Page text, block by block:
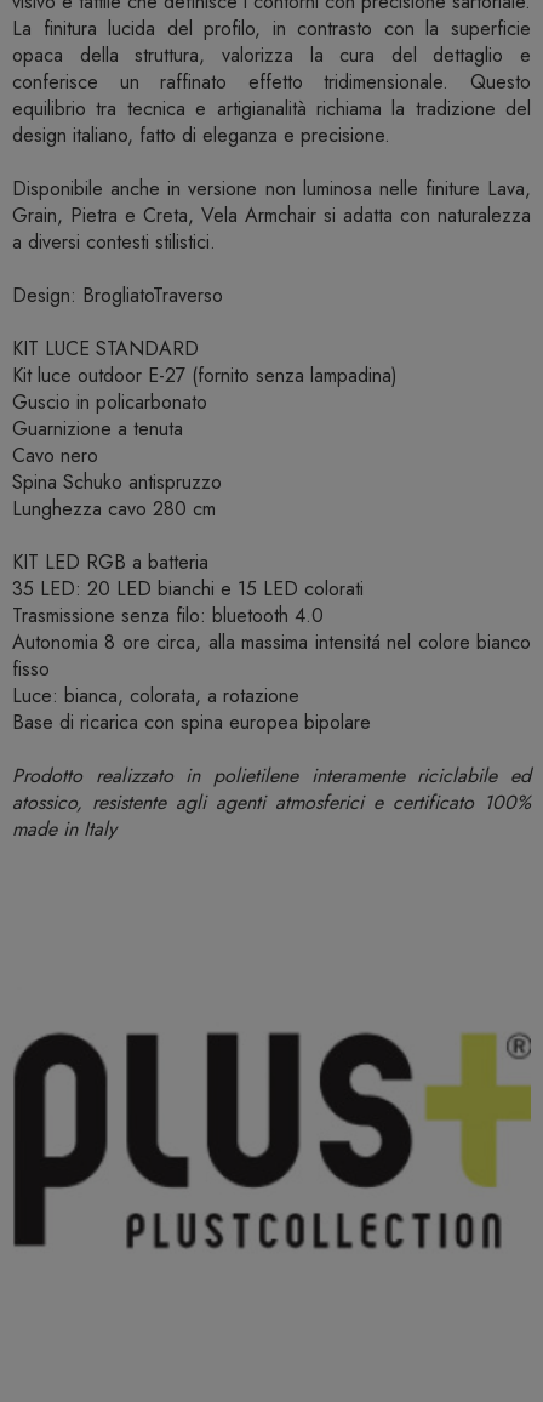
La finitura lucida del profilo, in contrasto con la superficie
opaca della struttura, valorizza la cura del dettaglio e
conferisce un raffinato effetto tridimensionale. Questo
equilibrio tra tecnica e artigianalità richiama la tradizione del
design italiano, fatto di eleganza e precisione.
Disponibile anche in versione non luminosa nelle finiture Lava,
Grain, Pietra e Creta, Vela Armchair si adatta con naturalezza
a diversi contesti stilistici.
Design: BrogliatoTraverso
KIT LUCE STANDARD
Kit luce outdoor E-27 (fornito senza lampadina)
Guscio in policarbonato
Guarnizione a tenuta
Cavo nero
Spina Schuko antispruzzo
Lunghezza cavo 280 cm
KIT LED RGB a batteria
35 LED: 20 LED bianchi e 15 LED colorati
Trasmissione senza filo: bluetooth 4.0
Autonomia 8 ore circa, alla massima intensitá nel colore bianco
fisso
Luce: bianca, colorata, a rotazione
Base di ricarica con spina europea bipolare
Prodotto realizzato in polietilene interamente riciclabile ed
atossico, resistente agli agenti atmosferici e certificato 100%
made in Italy